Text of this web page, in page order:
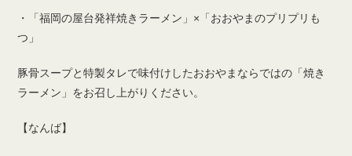
・「福岡の屋台発祥焼きラーメン」×「おおやまのプリプリも
つ」
豚骨スープと特製タレで味付けしたおおやまならではの「焼き
ラーメン」をお召し上がりください。
【なんば】